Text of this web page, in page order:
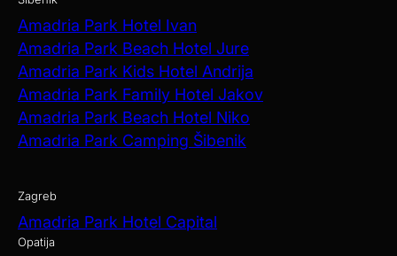
Amadria Park Hotel Ivan
Amadria Park Beach Hotel Jure
Amadria Park Kids Hotel Andrija
Amadria Park Family Hotel Jakov
Amadria Park Beach Hotel Niko
Amadria Park Camping Šibenik
Zagreb
Amadria Park Hotel Capital
Opatija